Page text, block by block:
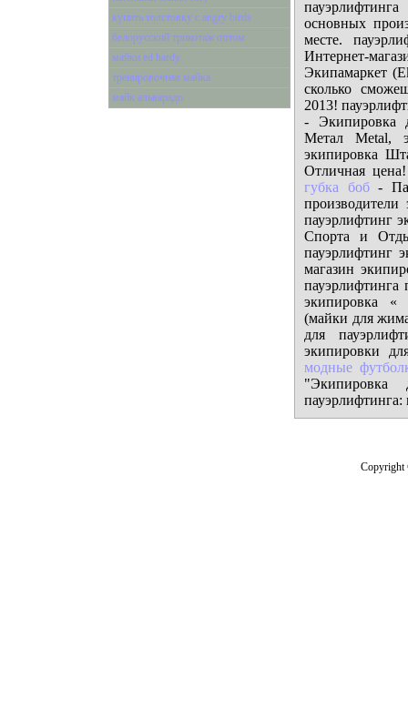
купить толстовку с angry birds
белорусский трикотаж оптом
майки ed hardy
тренировочная майка
майк альварадо
основных
месте.
Интернет-
Экипамаркет
сколько
2013!
- Экипировка
Метал Metal,
экипировка
Отличная
губка боб-
производители
пауэрлифтинг
Спорта и
пауэрлифтинг
магазин
пауэрлифтинга
экипировка
(майки для
для
экипировки
модные
"Экипировка
пауэрлифтинга:
Copyright